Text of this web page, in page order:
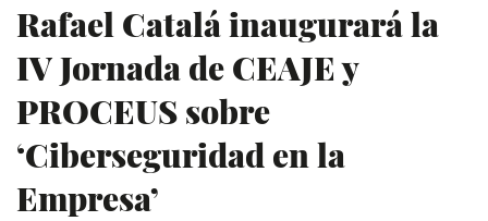
Rafael Catalá inaugurará la
IV Jornada de CEAJE y
PROCEUS sobre
‘Ciberseguridad en la
Empresa’